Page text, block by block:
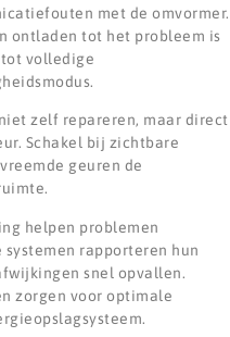
met de omvormer.
ontladen tot het probleem is
volledige
zelf repareren, maar direct
Schakel bij zichtbare
geuren de
helpen problemen
rapporteren hun
snel opvallen.
zorgen voor optimale